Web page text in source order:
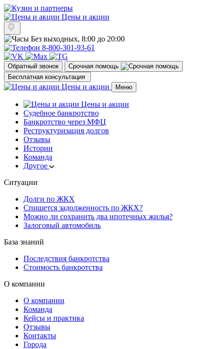
Цены и акции
Без выходных, 8:00 до 20:00
8-800-301-93-61
Обратный звонок
Срочная помощь
Бесплатная консультация
Цены и акции Меню
Цены и акции
Судебное банкротство
Банкротство через МФЦ
Реструктуризация долгов
Отзывы
Истории
Команда
Другое
Ситуации
Долги по ЖКХ
Спишется задолженность по ЖКХ?
Можно ли сохранить два ипотечных жилья?
Залоговый автомобиль
База знаний
Последствия банкротства
Стоимость банкротства
О компании
О компании
Команда
Кейсы и практика
Отзывы
Контакты
Города